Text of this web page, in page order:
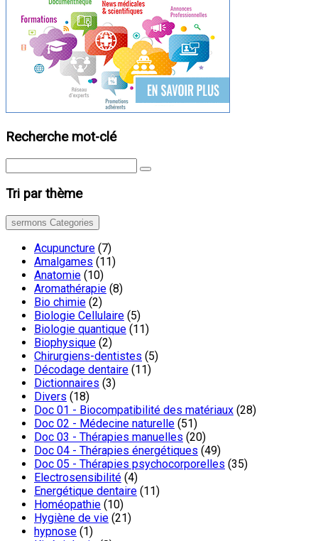
Recherche mot-clé
Tri par thème
sermons Categories
Acupuncture (7)
Amalgames (11)
Anatomie (10)
Aromathérapie (8)
Bio chimie (2)
Biologie Cellulaire (5)
Biologie quantique (11)
Biophysique (2)
Chirurgiens-dentistes (5)
Décodage dentaire (11)
Dictionnaires (3)
Divers (18)
Doc 01 - Biocompatibilité des matériaux (28)
Doc 02 - Médecine naturelle (51)
Doc 03 - Thérapies manuelles (20)
Doc 04 - Thérapies énergétiques (49)
Doc 05 - Thérapies psychocorporelles (35)
Electrosensibilité (4)
Energétique dentaire (11)
Homéopathie (10)
Hygiène de vie (21)
hypnose (1)